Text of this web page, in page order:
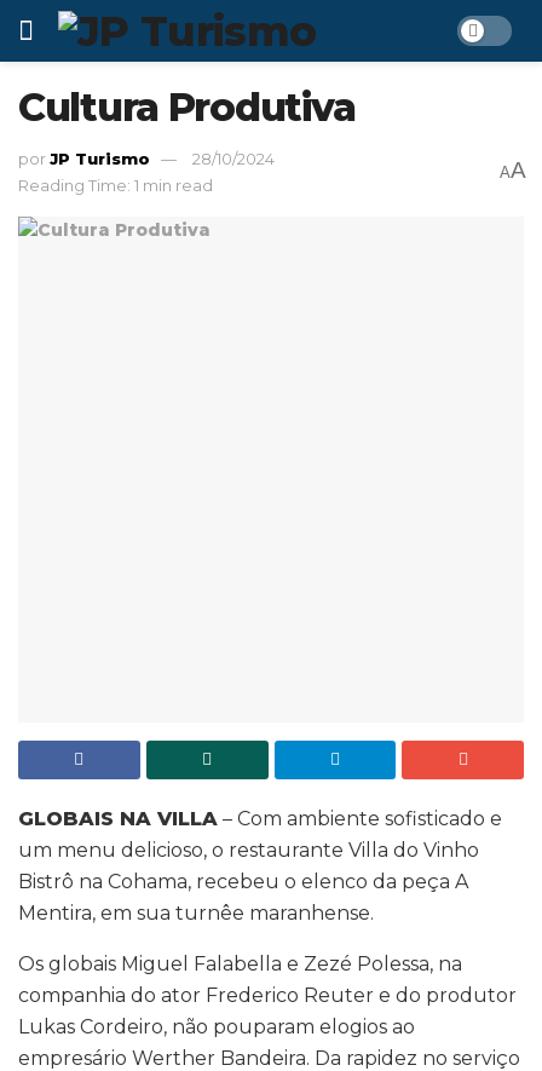
Cultura Produtiva
porJP Turismo
28/10/2024
Reading Time: 1 min read
AA
GLOBAIS NA VILLA – Com ambiente sofisticado e
um menu delicioso, o restaurante Villa do Vinho
Bistrô na Cohama, recebeu o elenco da peça A
Mentira, em sua turnêe maranhense.
Os globais Miguel Falabella e Zezé Polessa, na
companhia do ator Frederico Reuter e do produtor
Lukas Cordeiro, não pouparam elogios ao
empresário Werther Bandeira. Da rapidez no serviço